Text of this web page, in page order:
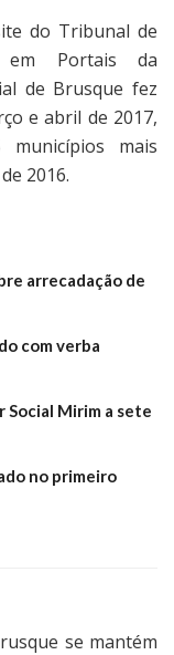
do Tribunal de
Portais da
de Brusque fez
e abril de 2017,
municípios mais
2016.
arrecadação de
com verba
Social Mirim a sete
no primeiro
se mantém